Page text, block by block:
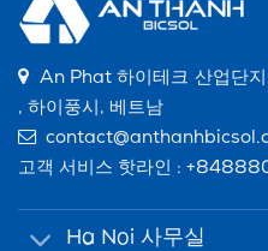
An Phat 하이테크 산업단
, 하이풍시, 베트남
고객 서비스 핫라인 :
Ha Noi 사무실